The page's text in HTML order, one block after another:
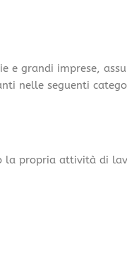
e grandi imprese,
nelle seguenti
propria attività di